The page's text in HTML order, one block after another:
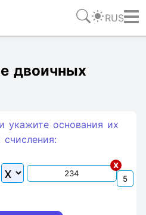
RUS
двоичных
укажите основания их
счиcления:
x